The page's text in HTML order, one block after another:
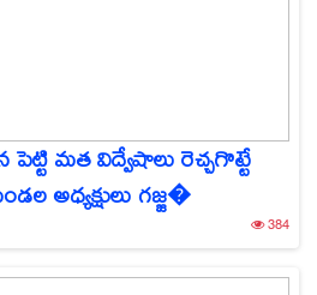
పెట్టి మత విద్వేషాలు రెచ్చగొట్టే
అధ్యక్షులు గజ్జ�
384